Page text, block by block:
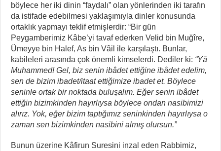
böylece her iki dinin “faydalı” olan yönlerinden iki tarafın
da istifade edebilmesi yaklaşımıyla dinler konusunda
ortaklık yapmayı teklif etmişlerdir: “Bir gün
Peygamberimiz Kâbe’yi tavaf ederken Velid bin Muğîre,
Ümeyye bin Halef, As bin Vâil ile karşılaştı. Bunlar,
kabileleri arasında çok önemli kimselerdi. Dediler ki: “Yâ
Muhammed! Gel, biz senin ibâdet ettiğine ibâdet edelim,
sen de bizim ibadet/itaat ettiğimize ibadet et. Böylece
seninle ortak bir noktada buluşalım. Eğer senin ibâdet
ettiğin bizimkinden hayırlıysa böylece ondan nasibimizi
alırız. Yok, eğer bizim taptığımız seninkinden hayırlıysa o
zaman sen bizimkinden nasibini almış olursun.”
Bunun üzerine Kâfirun Suresini inzal eden Rabbimiz,